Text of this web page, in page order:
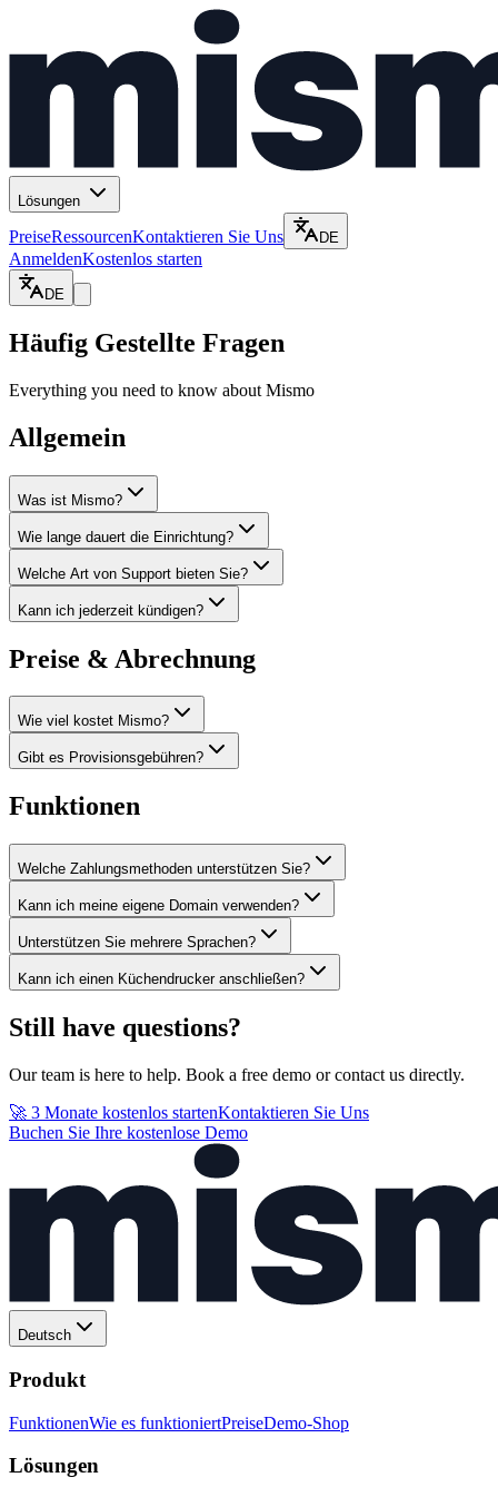
Lösungen
PreiseRessourcenKontaktieren Sie Uns DE
AnmeldenKostenlos starten
DE
Häufig Gestellte Fragen
Everything you need to know about Mismo
Allgemein
Was ist Mismo?
Wie lange dauert die Einrichtung?
Welche Art von Support bieten Sie?
Kann ich jederzeit kündigen?
Preise & Abrechnung
Wie viel kostet Mismo?
Gibt es Provisionsgebühren?
Funktionen
Welche Zahlungsmethoden unterstützen Sie?
Kann ich meine eigene Domain verwenden?
Unterstützen Sie mehrere Sprachen?
Kann ich einen Küchendrucker anschließen?
Still have questions?
Our team is here to help. Book a free demo or contact us directly.
🚀 3 Monate kostenlos startenKontaktieren Sie Uns
Buchen Sie Ihre kostenlose Demo
Deutsch
Produkt
FunktionenWie es funktioniertPreiseDemo-Shop
Lösungen